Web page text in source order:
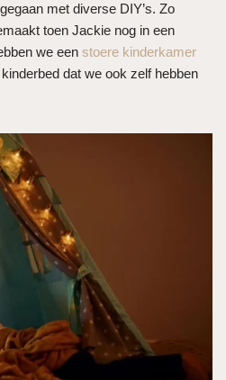
met diverse DIY’s. Zo
toen Jackie nog in een
we een stoere kinderkamer
dat we ook zelf hebben